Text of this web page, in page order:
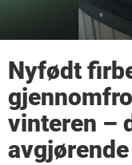
Nyfødt
vinteren –